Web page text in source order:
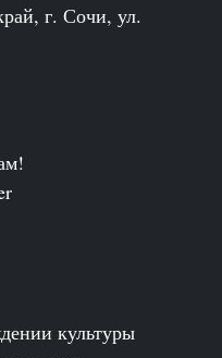
г. Сочи, ул.
культуры